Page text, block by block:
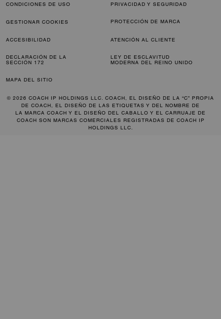
CONDICIONES DE USO PRIVACIDAD Y SEGURIDAD
GESTIONAR COOKIES PROTECCIÓN DE MARCA
ACCESIBILIDAD ATENCIÓN AL CLIENTE
DECLARACIÓN DE LA
SECCIÓN 172
LEY DE ESCLAVITUD
MODERNA DEL REINO UNIDO
MAPA DEL SITIO
© 2026 COACH IP HOLDINGS LLC. COACH, EL DISEÑO DE LA “C” PROPIA
DE COACH, EL DISEÑO DE LAS ETIQUETAS Y DEL NOMBRE DE
LA MARCA COACH Y EL DISEÑO DEL CABALLO Y EL CARRUAJE DE
COACH SON MARCAS COMERCIALES REGISTRADAS DE COACH IP
HOLDINGS LLC.